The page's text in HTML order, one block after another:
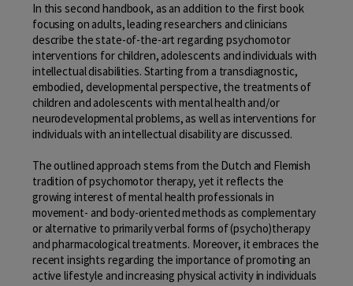
In this second handbook, as an addition to the first book
focusing on adults, leading researchers and clinicians
describe the state-of-the-art regarding psychomotor
interventions for children, adolescents and individuals with
intellectual disabilities. Starting from a transdiagnostic,
embodied, developmental perspective, the treatments of
children and adolescents with mental health and/or
neurodevelopmental problems, as well as interventions for
individuals with an intellectual disability are discussed.
The outlined approach stems from the Dutch and Flemish
tradition of psychomotor therapy, yet it reflects the
growing interest of mental health professionals in
movement- and body-oriented methods as complementary
or alternative to primarily verbal forms of (psycho)therapy
and pharmacological treatments. Moreover, it embraces the
recent insights regarding the importance of promoting an
active lifestyle and increasing physical activity in individuals